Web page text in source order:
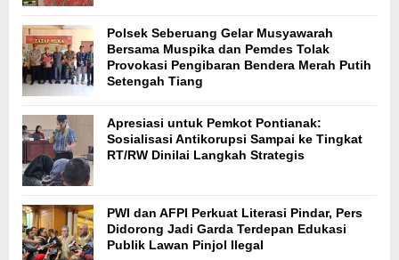
Polsek Seberuang Gelar Musyawarah
Bersama Muspika dan Pemdes Tolak
Provokasi Pengibaran Bendera Merah Putih
Setengah Tiang
Apresiasi untuk Pemkot Pontianak:
Sosialisasi Antikorupsi Sampai ke Tingkat
RT/RW Dinilai Langkah Strategis
PWI dan AFPI Perkuat Literasi Pindar, Pers
Didorong Jadi Garda Terdepan Edukasi
Publik Lawan Pinjol Ilegal